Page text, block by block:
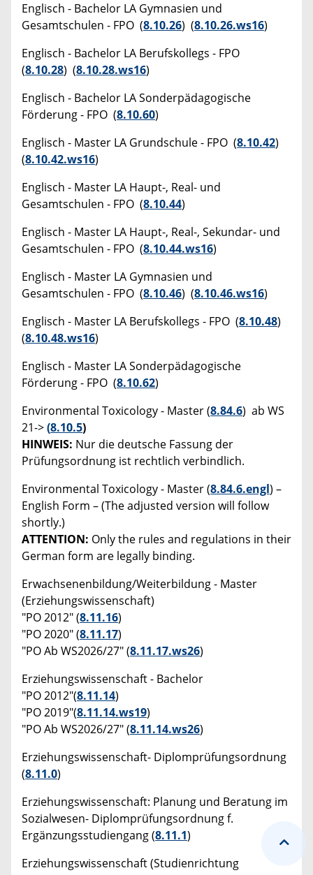
Englisch - Bachelor LA Gymnasien und
Gesamtschulen - FPO (8.10.26) (8.10.26.ws16)
Englisch - Bachelor LA Berufskollegs - FPO
(8.10.28) (8.10.28.ws16)
Englisch - Bachelor LA Sonderpädagogische
Förderung - FPO (8.10.60)
Englisch - Master LA Grundschule - FPO (8.10.42)
(8.10.42.ws16)
Englisch - Master LA Haupt-, Real- und
Gesamtschulen - FPO (8.10.44)
Englisch - Master LA Haupt-, Real-, Sekundar- und
Gesamtschulen - FPO (8.10.44.ws16)
Englisch - Master LA Gymnasien und
Gesamtschulen - FPO (8.10.46) (8.10.46.ws16)
Englisch - Master LA Berufskollegs - FPO (8.10.48)
(8.10.48.ws16)
Englisch - Master LA Sonderpädagogische
Förderung - FPO (8.10.62)
Environmental Toxicology - Master (8.84.6) ab WS
21->(8.10.5)
HINWEIS: Nur die deutsche Fassung der
Prüfungsordnung ist rechtlich verbindlich.
Environmental Toxicology - Master (8.84.6.engl) –
English Form – (The adjusted version will follow
shortly.)
ATTENTION: Only the rules and regulations in their
German form are legally binding.
Erwachsenenbildung/Weiterbildung - Master
(Erziehungswissenschaft)
"PO 2012" (8.11.16)
"PO 2020" (8.11.17)
"PO Ab WS2026/27" (8.11.17.ws26)
Erziehungswissenschaft - Bachelor
"PO 2012"(8.11.14)
"PO 2019"(8.11.14.ws19)
"PO Ab WS2026/27" (8.11.14.ws26)
Erziehungswissenschaft- Diplomprüfungsordnung
(8.11.0)
Erziehungswissenschaft: Planung und Beratung im
Sozialwesen- Diplomprüfungsordnung f.
Ergänzungsstudiengang (8.11.1)
Erziehungswissenschaft (Studienrichtung